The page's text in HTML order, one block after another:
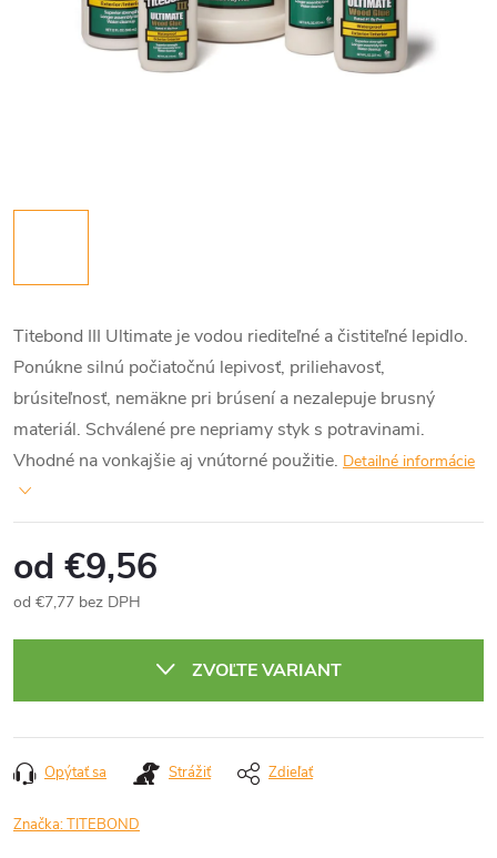
Titebond III Ultimate je vodou riediteľné a čistiteľné lepidlo.
Ponúkne silnú počiatočnú lepivosť, priliehavosť,
brúsiteľnosť, nemäkne pri brúsení a nezalepuje brusný
materiál. Schválené pre nepriamy styk s potravinami.
Vhodné na vonkajšie aj vnútorné použitie. Detailné informácie
od €9,56
od €7,77 bez DPH
ZVOĽTE VARIANT
Opýtať sa Strážiť Zdieľať
Značka:TITEBOND